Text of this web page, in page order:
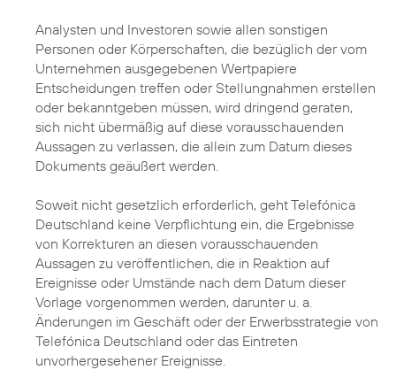
Analysten und Investoren sowie allen sonstigen
Personen oder Körperschaften, die bezüglich der vom
Unternehmen ausgegebenen Wertpapiere
Entscheidungen treffen oder Stellungnahmen erstellen
oder bekanntgeben müssen, wird dringend geraten,
sich nicht übermäßig auf diese vorausschauenden
Aussagen zu verlassen, die allein zum Datum dieses
Dokuments geäußert werden.
Soweit nicht gesetzlich erforderlich, geht Telefónica
Deutschland keine Verpflichtung ein, die Ergebnisse
von Korrekturen an diesen vorausschauenden
Aussagen zu veröffentlichen, die in Reaktion auf
Ereignisse oder Umstände nach dem Datum dieser
Vorlage vorgenommen werden, darunter u. a.
Änderungen im Geschäft oder der Erwerbsstrategie von
Telefónica Deutschland oder das Eintreten
unvorhergesehener Ereignisse.